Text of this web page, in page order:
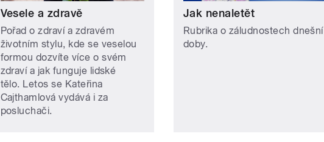
Vesele a zdravě
Pořad o zdraví a zdravém
životním stylu, kde se veselou
formou dozvíte více o svém
zdraví a jak funguje lidské
tělo. Letos se Kateřina
Cajthamlová vydává i za
posluchači.
Jak nenaletět
Rubrika o záludnostech dnešní
doby.